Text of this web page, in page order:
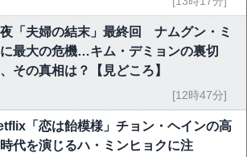
「夫婦の結末」最終回 ナムグン・ミ
最大の危機…キム・デミョンの裏切
その真相は？【見どころ】
[12時47分]
「恋は飴模様」チョン・ヘインの高
代を演じるハ・ミンヒョクに注